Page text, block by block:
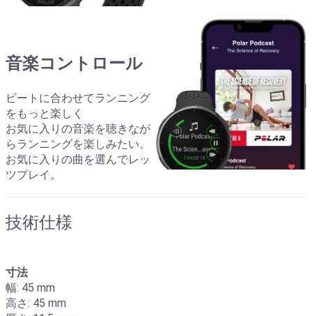
音楽コントロール
ビートに合わせてランニング
をもっと楽しく
お気に入りの音楽を聴きなが
らランニングを楽しみたい。
お気に入りの曲を選んでレッ
ツプレイ。
技術仕様
寸法
幅: 45 mm
高さ: 45 mm